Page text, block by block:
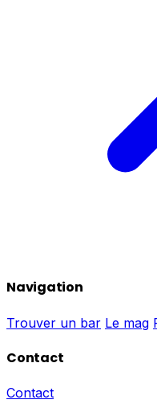
Navigation
Trouver un bar Le mag
Contact
Contact